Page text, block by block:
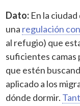
Dato: En la
una regulación
al refugio) que
suficientes camas
que estén
aplicado a los
dónde dormir.